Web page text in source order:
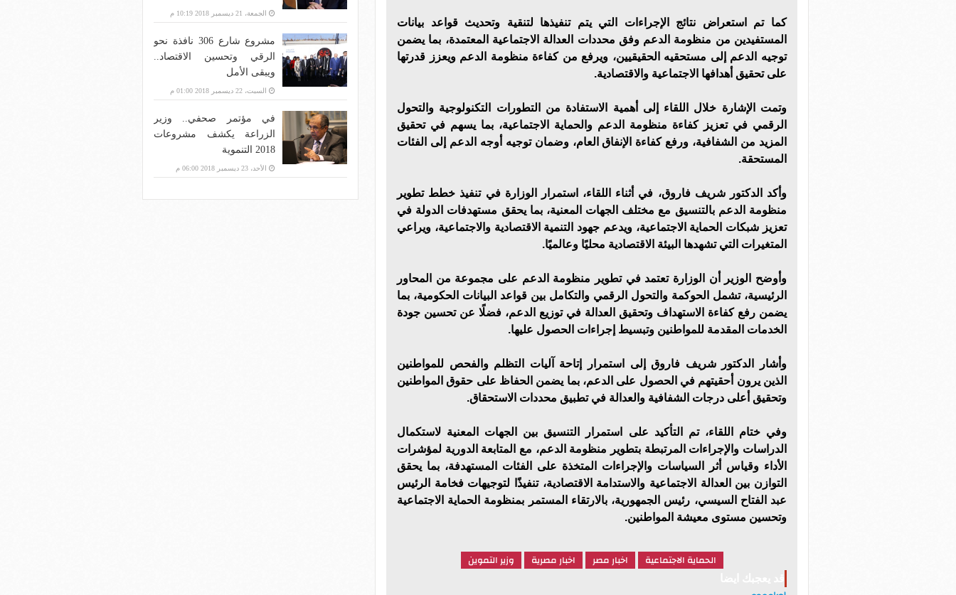
كما تم استعراض نتائج الإجراءات التي يتم تنفيذها لتنقية وتحديث قواعد بيانات
المستفيدين من منظومة الدعم وفق محددات العدالة الاجتماعية المعتمدة، بما يضمن
توجيه الدعم إلى مستحقيه الحقيقيين، ويرفع من كفاءة منظومة الدعم ويعزز قدرتها
على تحقيق أهدافها الاجتماعية والاقتصادية.
وتمت الإشارة خلال اللقاء إلى أهمية الاستفادة من التطورات التكنولوجية والتحول
الرقمي في تعزيز كفاءة منظومة الدعم والحماية الاجتماعية، بما يسهم في تحقيق
المزيد من الشفافية، ورفع كفاءة الإنفاق العام، وضمان توجيه أوجه الدعم إلى الفئات
المستحقة.
وأكد الدكتور شريف فاروق، في أثناء اللقاء، استمرار الوزارة في تنفيذ خطط تطوير
منظومة الدعم بالتنسيق مع مختلف الجهات المعنية، بما يحقق مستهدفات الدولة في
تعزيز شبكات الحماية الاجتماعية، ويدعم جهود التنمية الاقتصادية والاجتماعية، ويراعي
المتغيرات التي تشهدها البيئة الاقتصادية محليًا وعالميًا.
وأوضح الوزير أن الوزارة تعتمد في تطوير منظومة الدعم على مجموعة من المحاور
الرئيسية، تشمل الحوكمة والتحول الرقمي والتكامل بين قواعد البيانات الحكومية، بما
يضمن رفع كفاءة الاستهداف وتحقيق العدالة في توزيع الدعم، فضلًا عن تحسين جودة
الخدمات المقدمة للمواطنين وتبسيط إجراءات الحصول عليها.
وأشار الدكتور شريف فاروق إلى استمرار إتاحة آليات التظلم والفحص للمواطنين
الذين يرون أحقيتهم في الحصول على الدعم، بما يضمن الحفاظ على حقوق المواطنين
وتحقيق أعلى درجات الشفافية والعدالة في تطبيق محددات الاستحقاق.
وفي ختام اللقاء، تم التأكيد على استمرار التنسيق بين الجهات المعنية لاستكمال
الدراسات والإجراءات المرتبطة بتطوير منظومة الدعم، مع المتابعة الدورية لمؤشرات
الأداء وقياس أثر السياسات والإجراءات المتخذة على الفئات المستهدفة، بما يحقق
التوازن بين العدالة الاجتماعية والاستدامة الاقتصادية، تنفيذًا لتوجيهات فخامة الرئيس
عبد الفتاح السيسي، رئيس الجمهورية، بالارتقاء المستمر بمنظومة الحماية الاجتماعية
وتحسين مستوى معيشة المواطنين.
الحماية الاجتماعية اخبار مصر اخبار مصرية وزير التموين
الجمعة، 21 ديسمبر 2018 10:19 م
مشروع شارع 306 نافذة نحو
الرقي وتحسين الاقتصاد..
ويبقى الأمل
السبت، 22 ديسمبر 2018 01:00 م
في مؤتمر صحفي.. وزير
الزراعة يكشف مشروعات
2018 التنموية
الأحد، 23 ديسمبر 2018 06:00 م